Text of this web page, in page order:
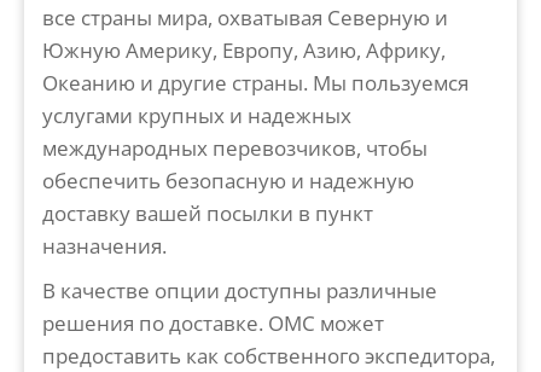
все страны мира, охватывая Северную и
Южную Америку, Европу, Азию, Африку,
Океанию и другие страны. Мы пользуемся
услугами крупных и надежных
международных перевозчиков, чтобы
обеспечить безопасную и надежную
доставку вашей посылки в пункт
назначения.
В качестве опции доступны различные
решения по доставке. OMC может
предоставить как собственного экспедитора,